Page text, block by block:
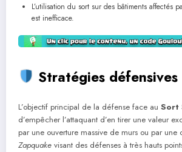
L’utilisation du sort sur des bâtiments affectés
est inefficace.
Stratégies défensives
L’objectif principal de la défense face au Sort
d’empêcher l’attaquant d’en tirer une valeur
par une ouverture massive de murs ou par une
Zapquake visant des défenses à très hauts